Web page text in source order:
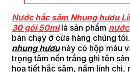
Nước hắc sâm Nhung hươu
30 gói 50mllà sản phẩm nước
bán chạy ở cửa hàng chúng
nhung hươunày có hộp màu
trọng tâm nền trắng ghi tên
hoạ tiết hắc sâm, nấm linh chi,